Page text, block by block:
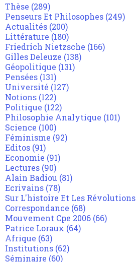
Thèse (289)
Penseurs Et Philosophes (249)
Actualités (200)
Littérature (180)
Friedrich Nietzsche (166)
Gilles Deleuze (138)
Géopolitique (131)
Pensées (131)
Université (127)
Notions (122)
Politique (122)
Philosophie Analytique (101)
Science (100)
Féminisme (92)
Editos (91)
Economie (91)
Lectures (90)
Alain Badiou (81)
Ecrivains (78)
Sur L'histoire Et Les Révolutions
Correspondance (68)
Mouvement Cpe 2006 (66)
Patrice Loraux (64)
Afrique (63)
Institutions (62)
Séminaire (60)